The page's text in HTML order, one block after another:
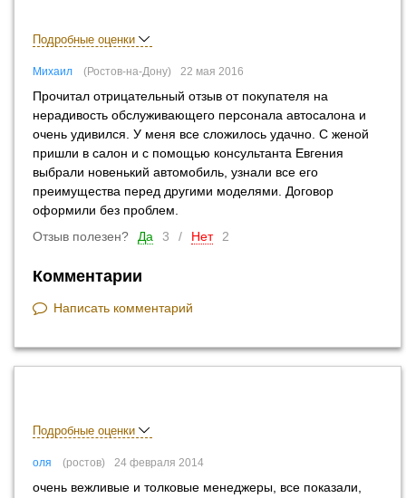
Подробные оценки
Михаил Ростов-на-Дону 22 мая 2016
Прочитал отрицательный отзыв от покупателя на
нерадивость обслуживающего персонала автосалона и
очень удивился. У меня все сложилось удачно. С женой
пришли в салон и с помощью консультанта Евгения
выбрали новенький автомобиль, узнали все его
преимущества перед другими моделями. Договор
оформили без проблем.
Отзыв полезен?
Да 3 / Нет 2
Комментарии
Написать комментарий
Подробные оценки
оля ростов 24 февраля 2014
очень вежливые и толковые менеджеры, все показали,